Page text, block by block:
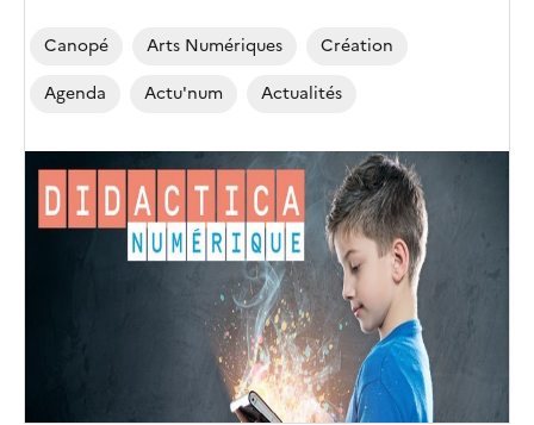
Canopé Arts Numériques
Création
Agenda
Actu'num Actualités